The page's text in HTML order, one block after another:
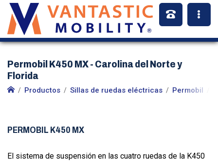
Permobil K450 MX - Carolina del Norte y
Florida
Productos Sillas de ruedas eléctricas Permobil
PERMOBIL K450 MX
El sistema de suspensión en las cuatro ruedas de la K450